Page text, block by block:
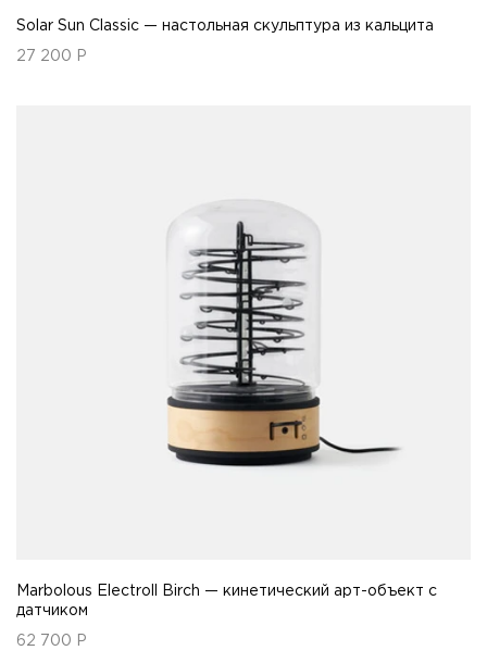
Solar Sun Classic — настольная скульптура из кальцита
27 200 Р
Marbolous Electroll Birch — кинетический арт-объект с
датчиком
62 700 Р